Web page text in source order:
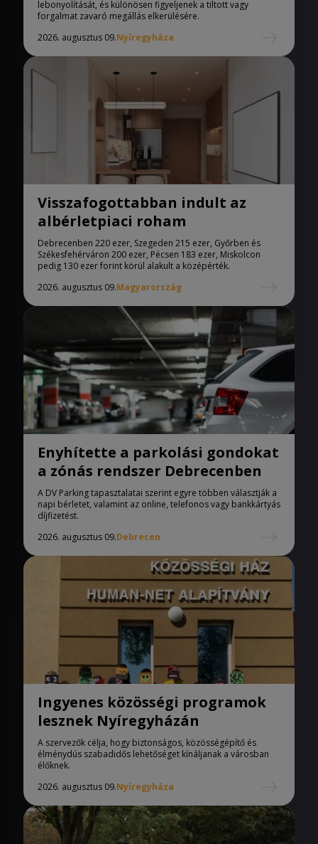
lebonyolítását, és különösen figyeljenek a tiltott vagy
forgalmat zavaró megállás elkerülésére.
2026. augusztus 09.Nyíregyháza
Visszafogottabban indult az
albérletpiaci roham
Debrecenben 220 ezer, Szegeden 215 ezer, Győrben és
Székesfehérváron 200 ezer, Pécsen 183 ezer, Miskolcon
pedig 130 ezer forint körül alakult a középérték.
2026. augusztus 09.Magyarország
Enyhítette a parkolási gondokat
a zónás rendszer Debrecenben
A DV Parking tapasztalatai szerint egyre többen választják a
napi bérletet, valamint az online, telefonos vagy bankkártyás
díjfizetést.
2026. augusztus 09.Debrecen
Ingyenes közösségi programok
lesznek Nyíregyházán
A szervezők célja, hogy biztonságos, közösségépítő és
élménydús szabadidős lehetőséget kínáljanak a városban
élőknek.
2026. augusztus 09.Nyíregyháza